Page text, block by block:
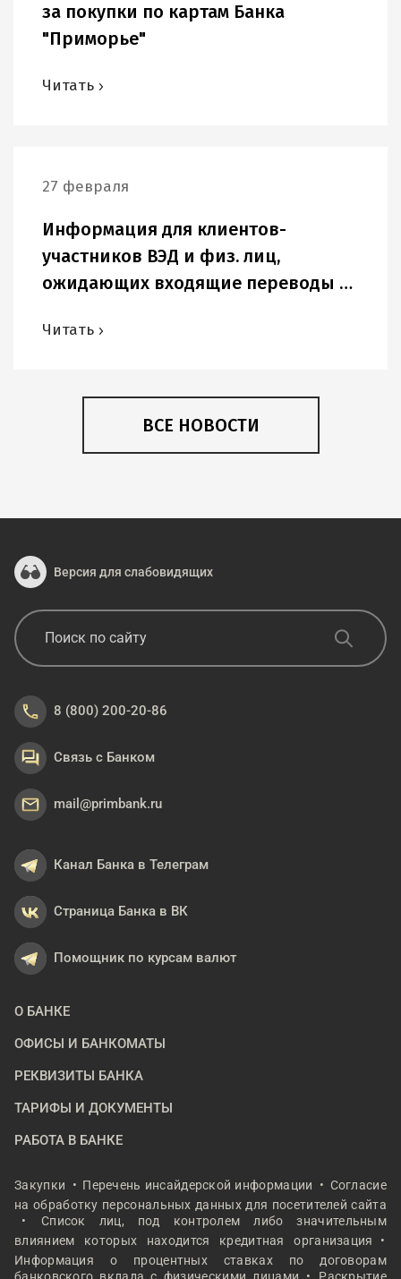
за покупки по картам Банка
"Приморье"
Читать
27 февраля
Информация для клиентов-
участников ВЭД и физ. лиц,
ожидающих входящие переводы в
Читать
ВСЕ НОВОСТИ
Версия для слабовидящих
8 (800) 200-20-86
Связь с Банком
mail@primbank.ru
Канал Банка в Телеграм
Страница Банка в ВК
Помощник по курсам валют
О БАНКЕ
ОФИСЫ И БАНКОМАТЫ
РЕКВИЗИТЫ БАНКА
ТАРИФЫ И ДОКУМЕНТЫ
РАБОТА В БАНКЕ
Закупки Перечень инсайдерской информации
Согласие
на обработку персональных данных для посетителей сайта
Список лиц, под контролем либо значительным
влиянием которых находится кредитная организация
Информация о процентных ставках по договорам